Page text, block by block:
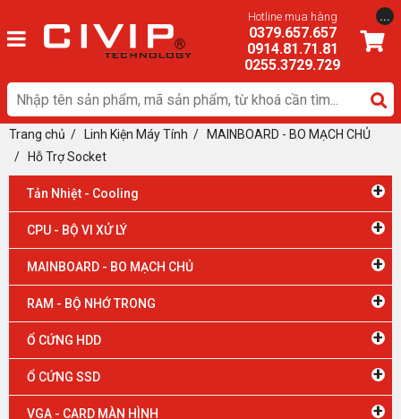
Hotline mua hàng
0379.657.657
0914.81.71.81
0255.3729.729
...
Trang chủ / Linh Kiện Máy Tính / MAINBOARD - BO MẠCH CHỦ
/
Hỗ Trợ Socket
Tản Nhiệt - Cooling +
CPU - BỘ VI XỬ LÝ +
MAINBOARD - BO MẠCH CHỦ +
RAM - BỘ NHỚ TRONG +
Ổ CỨNG HDD +
Ổ CỨNG SSD +
VGA - CARD MÀN HÌNH +